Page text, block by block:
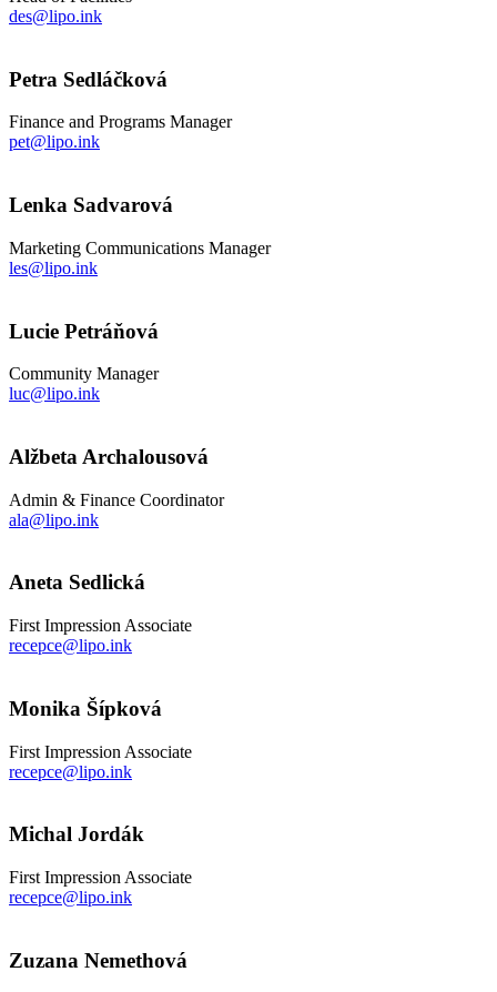
des@lipo.ink
Petra Sedláčková
Finance and Programs Manager
pet@lipo.ink
Lenka Sadvarová
Marketing Communications Manager
les@lipo.ink
Lucie Petráňová
Community Manager
luc@lipo.ink
Alžbeta Archalousová
Admin & Finance Coordinator
ala@lipo.ink
Aneta Sedlická
First Impression Associate
recepce@lipo.ink
Monika Šípková
First Impression Associate
recepce@lipo.ink
Michal Jordák
First Impression Associate
recepce@lipo.ink
Zuzana Nemethová